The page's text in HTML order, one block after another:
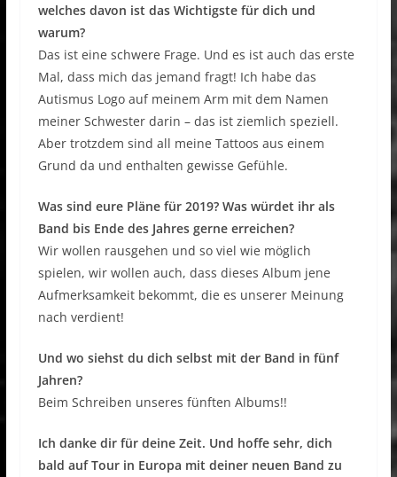
welches davon ist das Wichtigste für dich und
warum?
Das ist eine schwere Frage. Und es ist auch das erste
Mal, dass mich das jemand fragt! Ich habe das
Autismus Logo auf meinem Arm mit dem Namen
meiner Schwester darin – das ist ziemlich speziell.
Aber trotzdem sind all meine Tattoos aus einem
Grund da und enthalten gewisse Gefühle.
Was sind eure Pläne für 2019? Was würdet ihr als
Band bis Ende des Jahres gerne erreichen?
Wir wollen rausgehen und so viel wie möglich
spielen, wir wollen auch, dass dieses Album jene
Aufmerksamkeit bekommt, die es unserer Meinung
nach verdient!
Und wo siehst du dich selbst mit der Band in fünf
Jahren?
Beim Schreiben unseres fünften Albums!!
Ich danke dir für deine Zeit. Und hoffe sehr, dich
bald auf Tour in Europa mit deiner neuen Band zu